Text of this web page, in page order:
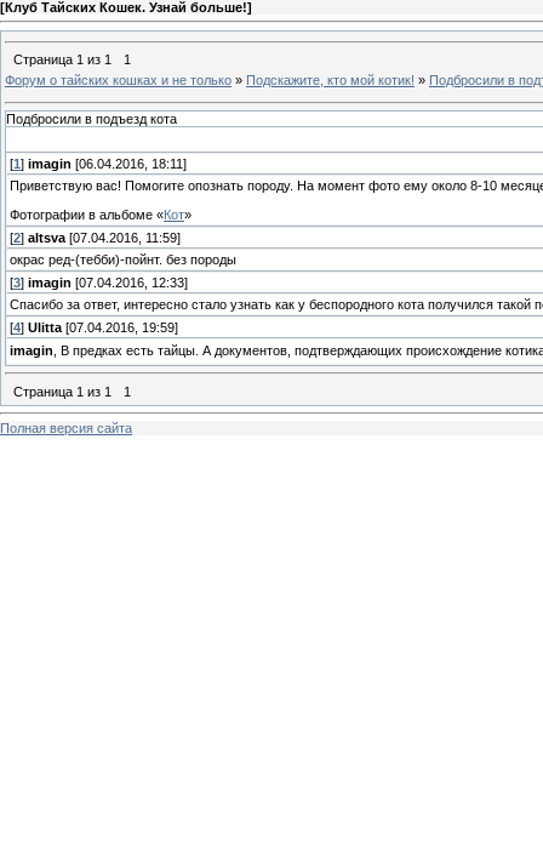
[Клуб Тайских Кошек. Узнай больше!]
Страница 1 из 1
1
Форум о тайских кошках и не только » Подскажите, кто мой котик! » Подбросили в
Подбросили в подъезд кота
[1] imagin [06.04.2016, 18:11]
Приветствую вас! Помогите опознать породу. На момент фото ему около 8-10
Фотографии в альбоме «Кот»
[2] altsva [07.04.2016, 11:59]
окрас ред-(тебби)-пойнт. без породы
[3] imagin [07.04.2016, 12:33]
Спасибо за ответ, интересно стало узнать как у беспородного кота получился такой
[4] Ulitta [07.04.2016, 19:59]
imagin , В предках есть тайцы. А документов, подтверждающих происхождение
Страница 1 из 1 1
Полная версия сайта